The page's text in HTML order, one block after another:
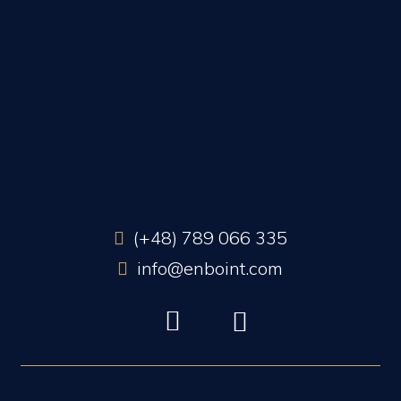
(+48) 789 066 335
info@enboint.com